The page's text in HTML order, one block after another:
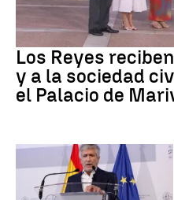
Los Reyes
y a la sociedad
el Palacio de